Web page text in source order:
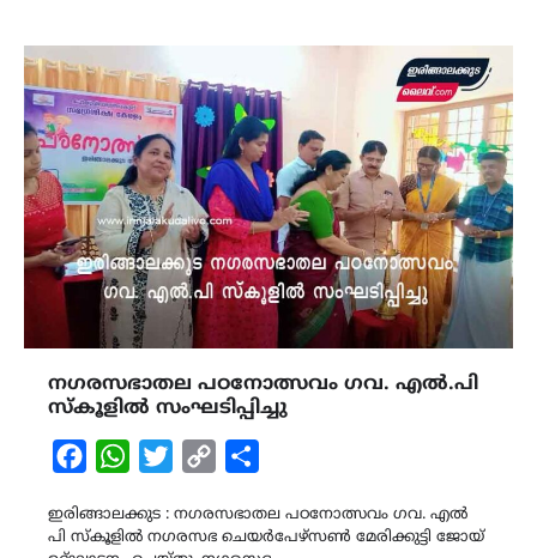
നഗരസഭാതല പഠനോത്സവം ഗവ. എൽ.പി
സ്കൂളിൽ സംഘടിപ്പിച്ചു
FacebookWhatsAppTwitterCopy
ഇരിങ്ങാലക്കുട : നഗരസഭാതല പഠനോത്സവം ഗവ. എൽ
പി സ്കൂളിൽ നഗരസഭ ചെയർപേഴ്സൺ മേരിക്കുട്ടി ജോയ്